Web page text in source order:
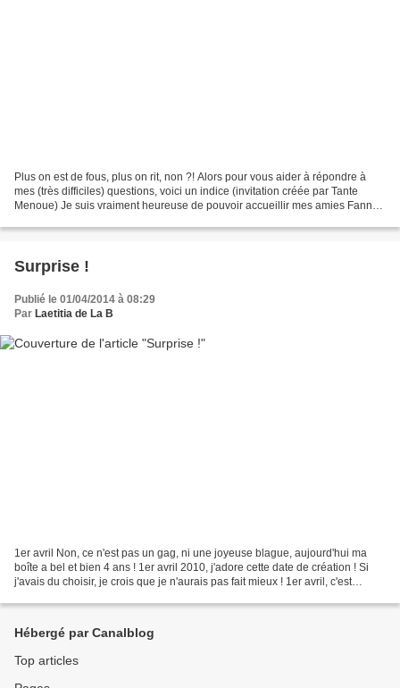
Plus on est de fous, plus on rit, non ?! Alors pour vous aider à répondre à
mes (très difficiles) questions, voici un indice (invitation créée par Tante
Menoue) Je suis vraiment heureuse de pouvoir accueillir mes amies Fanny
Surprise !
Publié le 01/04/2014 à 08:29
Par Laetitia de La B
1er avril Non, ce n'est pas un gag, ni une joyeuse blague, aujourd'hui ma
boîte a bel et bien 4 ans ! 1er avril 2010, j'adore cette date de création ! Si
j'avais du choisir, je crois que je n'aurais pas fait mieux ! 1er avril, c'est
Hébergé par Canalblog
Top articles